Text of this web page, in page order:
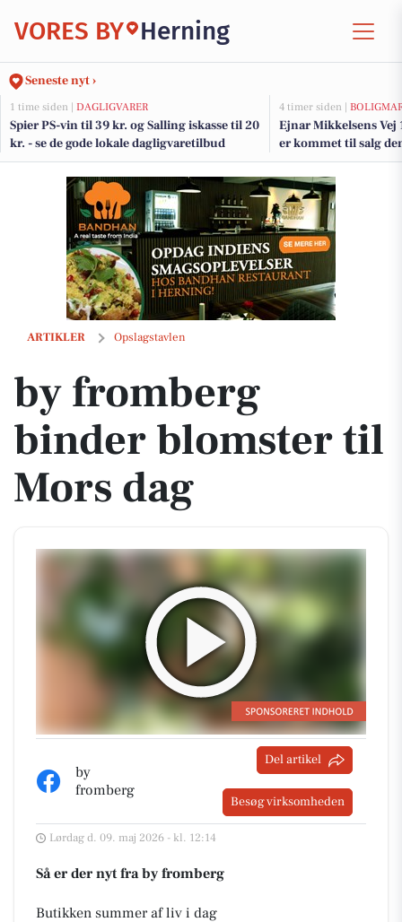
VORES BY Herning
Seneste nyt ›
1 time siden | DAGLIGVARER
Spier PS-vin til 39 kr. og Salling iskasse til 20
kr. - se de gode lokale dagligvaretilbud
4 timer siden |
Ejnar Mikkelsens Vej
er kommet til salg
boligerne her.
ARTIKLER Opslagstavlen
by fromberg binder blomster til Mors dag
by fromberg
binder blomster til
Mors dag
by
fromberg
Del artikel
Besøg virksomheden
Lørdag d. 09. maj 2026 - kl. 12:14
Så er der nyt fra by fromberg
Butikken summer af liv i dag